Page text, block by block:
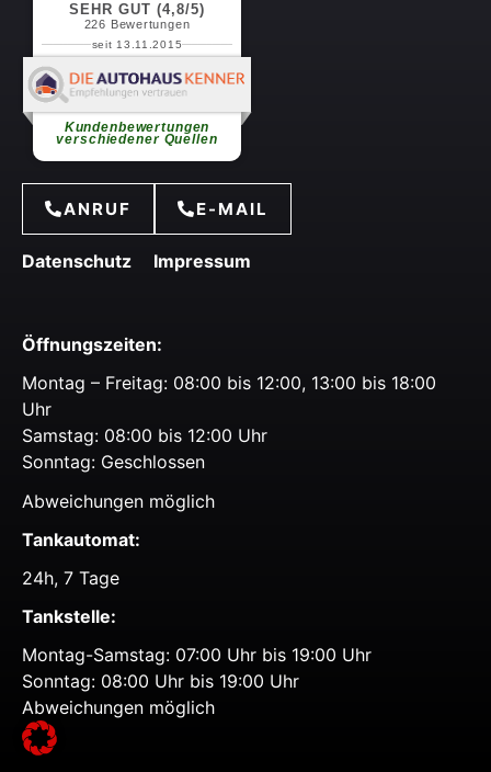
SEHR GUT (4,8/5)
226 Bewertungen
seit 13.11.2015
Kundenbewertungen
verschiedener Quellen
Martin S.
Schnell und zuvorkommende
ANRUF E-MAIL
Datenschutz Impressum
Öffnungszeiten:
Montag – Freitag: 08:00 bis 12:00, 13:00 bis 18:00
Uhr
Samstag: 08:00 bis 12:00 Uhr
Sonntag: Geschlossen
Abweichungen möglich
Tankautomat:
24h, 7 Tage
Tankstelle:
Montag-Samstag: 07:00 Uhr bis 19:00 Uhr
Sonntag: 08:00 Uhr bis 19:00 Uhr
Abweichungen möglich